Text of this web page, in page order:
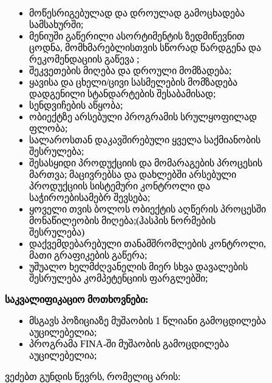
მოწესრიგებულად და დროულად გამოცხადება
სამსახურში;
მენიუში გაწერილი ასორტიმენტის ზედმიწევნით
ცოდნა, მომხმარებლისთვის სწორად წარდგენა და
რეკომენდაციის გაწევა ;
შეკვეთების მიღება და დროული მომზადება;
ყავისა და ცხელი/ცივი სასმელების მომზადება
დადგენილი სტანდარტების შესაბამისად;
სენდვიჩების აწყობა;
ობიექტზე არსებული პროგრამის სრულყოფილად
ფლობა;
სალაროსთან დაკავშირებული ყველა საქმიანობის
შესრულება;
შესასყიდი პროდუქციის და მომარაგების პროცესის
მართვა; მაცივრებსა და დახლებში არსებული
პროდუქციის სისტემური კონტროლი და
საჭიროებისამებრ შევსება;
ყოველი თვის ბოლოს ობიექტის აღწერის პროცესში
მონაწილეობის მიღება;(ჰასპის ნორმების
შესრულება)
დაქვემდებარებული თანამშრომლების კონტროლი,
მათი გრაფიკების გაწერა;
უშუალო ხელმძღვანელის მიერ სხვა დავალების
შესრულება კომპეტენციის ფარგლებში;
საკვალიფიკაციო მოთხოვნები:
მსგავს პოზიციაზე მუშაობის 1 წლიანი გამოცდილება
აუცილებელია;
პროგრამა FINA-ში მუშაობის გამოცდილება
აუცილებელია;
ვეძებთ გუნდის წევრს, რომელიც არის: